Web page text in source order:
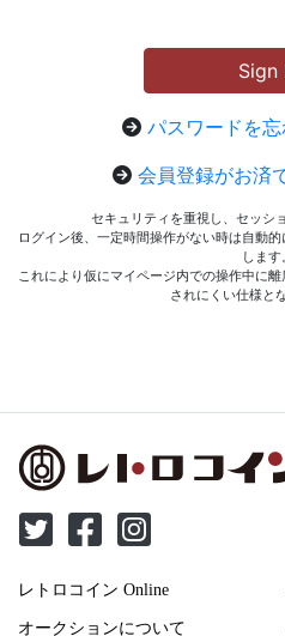
Sign
パスワードを
会員登録がお済
セキュリティを重視し、セッシ
ログイン後、一定時間操作がない時は自動
します。
これにより仮にマイページ内での操作中に
されにくい仕様と
レトロコイン Online
オークションについて